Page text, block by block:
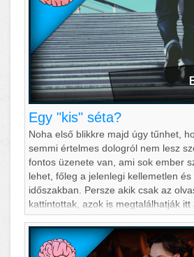
Egy "kis" séta?
Noha első blikkre majd úgy tűnhet,
semmi értelmes dologról nem lesz
fontos üzenete van, ami sok ember
lehet, főleg a jelenlegi kellemetlen
időszakban. Persze akik csak az
kattintottak, azok is megtalálhatják itt
Játsszunk is el egy kicsit a
vagyis a Dél-afrikai Köztársaság